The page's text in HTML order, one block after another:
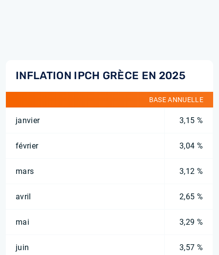
INFLATION IPCH GRÈCE EN 2025
BASE ANNUELLE
janvier 3,15 %
février 3,04 %
mars 3,12 %
avril 2,65 %
mai 3,29 %
juin 3,57 %